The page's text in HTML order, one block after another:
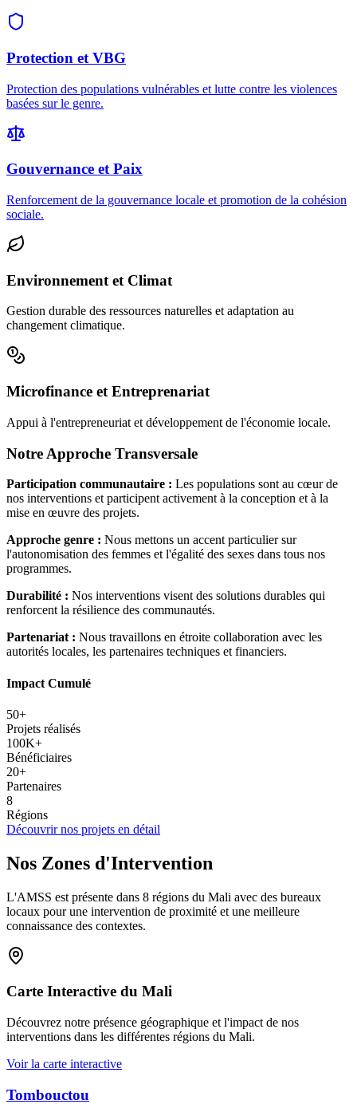
Protection et VBG
Protection des populations vulnérables et lutte contre les violences
basées sur le genre.
Gouvernance et Paix
Renforcement de la gouvernance locale et promotion de la cohésion
sociale.
Environnement et Climat
Gestion durable des ressources naturelles et adaptation au
changement climatique.
Microfinance et Entreprenariat
Appui à l'entrepreneuriat et développement de l'économie locale.
Notre Approche Transversale
Participation communautaire : Les populations sont au cœur de
nos interventions et participent activement à la conception et à la
mise en œuvre des projets.
Approche genre : Nous mettons un accent particulier sur
l'autonomisation des femmes et l'égalité des sexes dans tous nos
programmes.
Durabilité : Nos interventions visent des solutions durables qui
renforcent la résilience des communautés.
Partenariat : Nous travaillons en étroite collaboration avec les
autorités locales, les partenaires techniques et financiers.
Impact Cumulé
50+
Projets réalisés
100K+
Bénéficiaires
20+
Partenaires
8
Régions
Découvrir nos projets en détail
Nos Zones d'Intervention
L'AMSS est présente dans 8 régions du Mali avec des bureaux
locaux pour une intervention de proximité et une meilleure
connaissance des contextes.
Carte Interactive du Mali
Découvrez notre présence géographique et l'impact de nos
interventions dans les différentes régions du Mali.
Voir la carte interactive
Tombouctou